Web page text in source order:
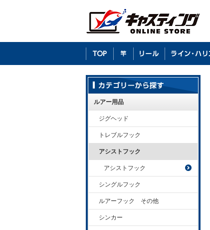
ルアー用品
ジグヘッド
トレブルフック
アシストフック
アシストフック
シングルフック
ルアーフック その他
シンカー